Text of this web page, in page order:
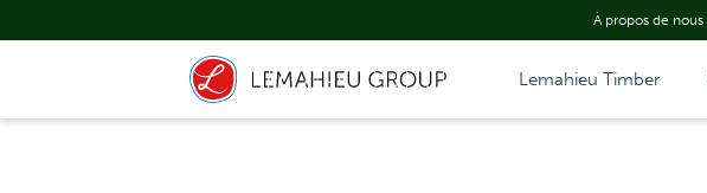
À propos de nous
Lemahieu Timber